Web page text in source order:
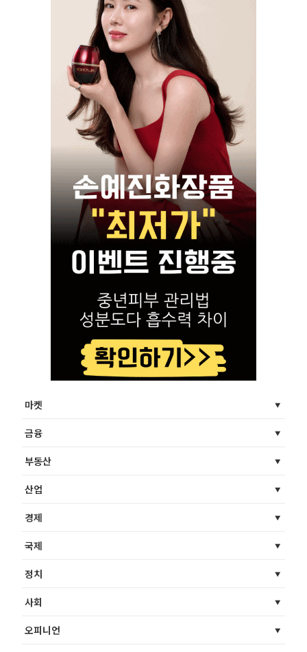
마켓
금융
부동산
산업
경제
국제
정치
사회
오피니언